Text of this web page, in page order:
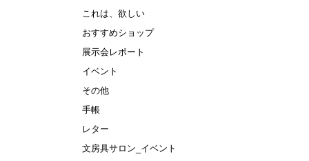
これは、欲しい
おすすめショップ
展示会レポート
イベント
その他
手帳
レター
文房具サロン_イベント